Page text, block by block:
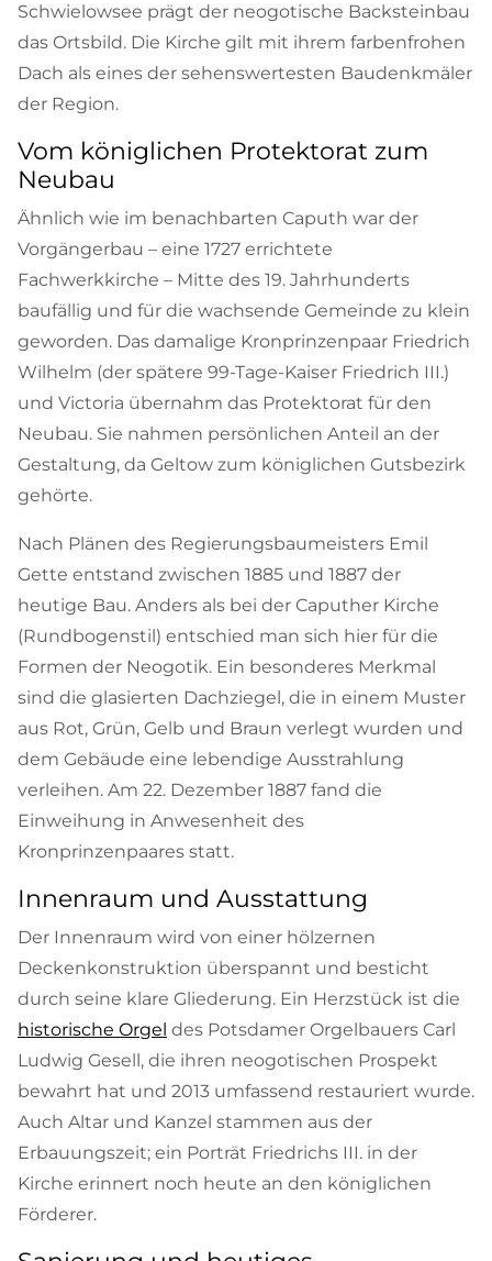
Schwielowsee prägt der neogotische Backsteinbau
das Ortsbild. Die Kirche gilt mit ihrem farbenfrohen
Dach als eines der sehenswertesten Baudenkmäler
der Region.
Vom königlichen Protektorat zum
Neubau
Ähnlich wie im benachbarten Caputh war der
Vorgängerbau – eine 1727 errichtete
Fachwerkkirche – Mitte des 19. Jahrhunderts
baufällig und für die wachsende Gemeinde zu klein
geworden. Das damalige Kronprinzenpaar Friedrich
Wilhelm (der spätere 99-Tage-Kaiser Friedrich III.)
und Victoria übernahm das Protektorat für den
Neubau. Sie nahmen persönlichen Anteil an der
Gestaltung, da Geltow zum königlichen Gutsbezirk
gehörte.
Nach Plänen des Regierungsbaumeisters Emil
Gette entstand zwischen 1885 und 1887 der
heutige Bau. Anders als bei der Caputher Kirche
(Rundbogenstil) entschied man sich hier für die
Formen der Neogotik. Ein besonderes Merkmal
sind die glasierten Dachziegel, die in einem Muster
aus Rot, Grün, Gelb und Braun verlegt wurden und
dem Gebäude eine lebendige Ausstrahlung
verleihen. Am 22. Dezember 1887 fand die
Einweihung in Anwesenheit des
Kronprinzenpaares statt.
Innenraum und Ausstattung
Der Innenraum wird von einer hölzernen
Deckenkonstruktion überspannt und besticht
durch seine klare Gliederung. Ein Herzstück ist die
historische Orgel des Potsdamer Orgelbauers Carl
Ludwig Gesell, die ihren neogotischen Prospekt
bewahrt hat und 2013 umfassend restauriert wurde.
Auch Altar und Kanzel stammen aus der
Erbauungszeit; ein Porträt Friedrichs III. in der
Kirche erinnert noch heute an den königlichen
Förderer.